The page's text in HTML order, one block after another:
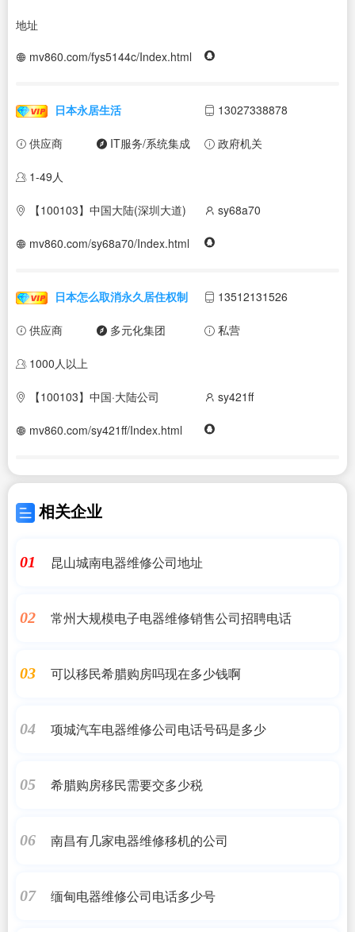
地址
mv860.com/fys5144c/Index.html
日本永居生活 13027338878
供应商 IT服务/系统集成 政府机关
1-49人
【100103】中国大陆(深圳大道) sy68a70
mv860.com/sy68a70/Index.html
日本怎么取消永久居住权制 13512131526
供应商 多元化集团 私营
1000人以上
【100103】中国·大陆公司 sy421ff
mv860.com/sy421ff/Index.html
相关企业
01 昆山城南电器维修公司地址
02 常州大规模电子电器维修销售公司招聘电话
03 可以移民希腊购房吗现在多少钱啊
04 项城汽车电器维修公司电话号码是多少
05 希腊购房移民需要交多少税
06 南昌有几家电器维修移机的公司
07 缅甸电器维修公司电话多少号